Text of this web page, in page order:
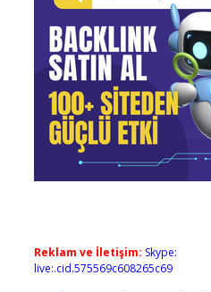
Reklam ve İletişim: Skype:
live:.cid.575569c608265c69